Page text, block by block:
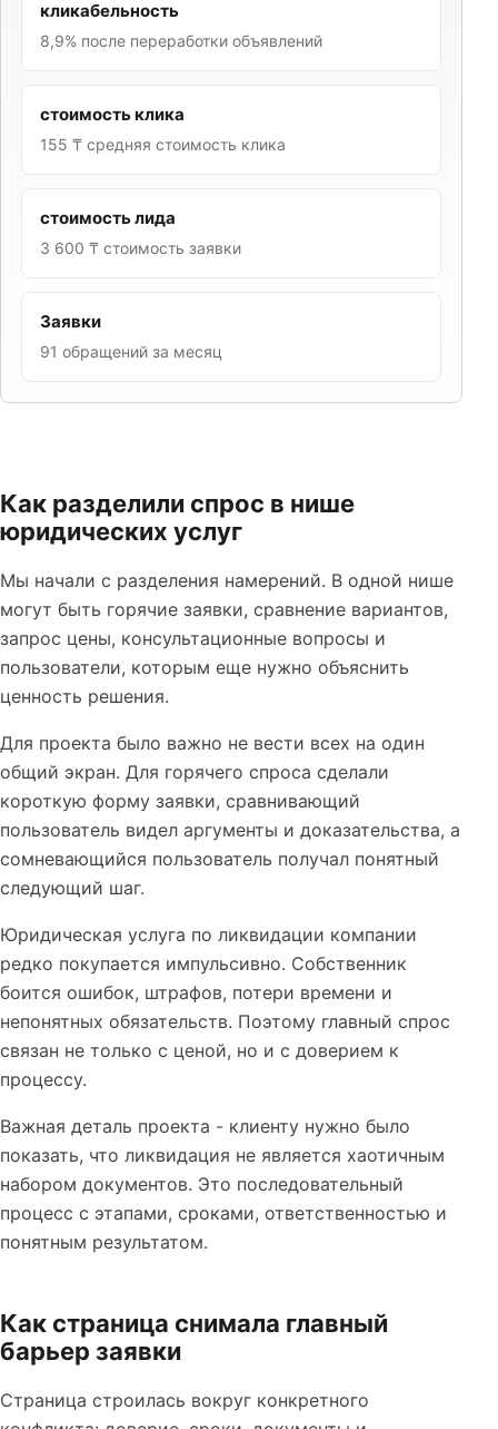
кликабельность
8,9% после переработки объявлений
стоимость клика
155 ₸ средняя стоимость клика
стоимость лида
3 600 ₸ стоимость заявки
Заявки
91 обращений за месяц
Как разделили спрос в нише
юридических услуг
Мы начали с разделения намерений. В одной нише
могут быть горячие заявки, сравнение вариантов,
запрос цены, консультационные вопросы и
пользователи, которым еще нужно объяснить
ценность решения.
Для проекта было важно не вести всех на один
общий экран. Для горячего спроса сделали
короткую форму заявки, сравнивающий
пользователь видел аргументы и доказательства, а
сомневающийся пользователь получал понятный
следующий шаг.
Юридическая услуга по ликвидации компании
редко покупается импульсивно. Собственник
боится ошибок, штрафов, потери времени и
непонятных обязательств. Поэтому главный спрос
связан не только с ценой, но и с доверием к
процессу.
Важная деталь проекта - клиенту нужно было
показать, что ликвидация не является хаотичным
набором документов. Это последовательный
процесс с этапами, сроками, ответственностью и
понятным результатом.
Как страница снимала главный
барьер заявки
Страница строилась вокруг конкретного